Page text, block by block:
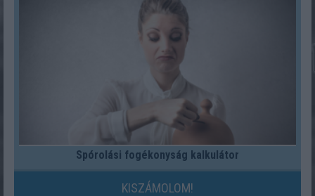
Spórolási fogékonyság kalkulátor
KISZÁMOLOM!